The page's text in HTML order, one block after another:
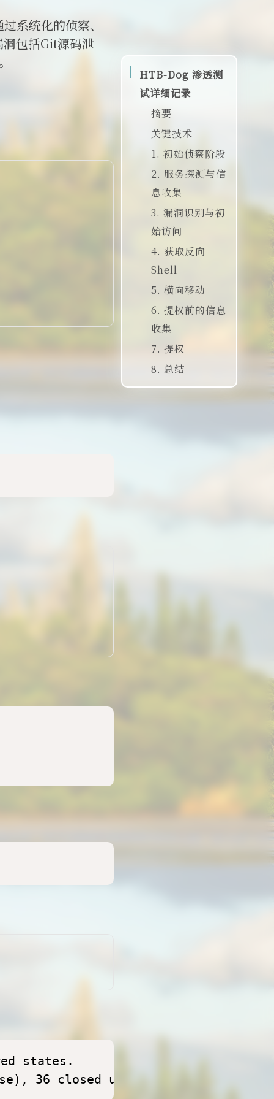
系统化的侦察、
包括Git源码泄
states.
36 closed udp ports (port-
HTB-Dog 渗透测
试详细记录
摘要
关键技术
1. 初始侦察阶段
TCP端口快
速扫描
UDP端口扫
描
详细服务版
本扫描
2. 服务探测与信
息收集
关键发现分
析
Git源码泄露
利用
敏感信息收
集
数据库凭据
发现
3. 漏洞识别与初
始访问
CMS后台登
录
文件上传漏
洞利用
创建包含
Webshell的
主题文件
上传
4. 获取反向
Shell
确认目标机
器上的工具
建立反向
Shell连接
5. 横向移动
系统用户枚
举
凭据利用尝
试
拿到第一个
6. 提权前的信息
收集
检查Sudo权
限
分析特权命
7. 提权
测试命令执
行
8. 总结
完整攻击链